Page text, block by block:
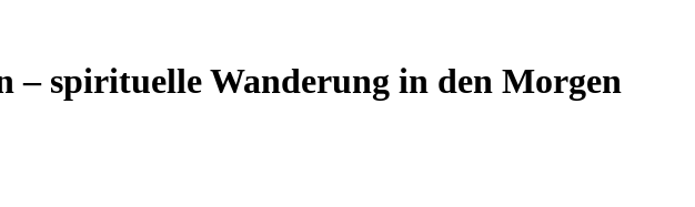
– spirituelle Wanderung in den Morgen